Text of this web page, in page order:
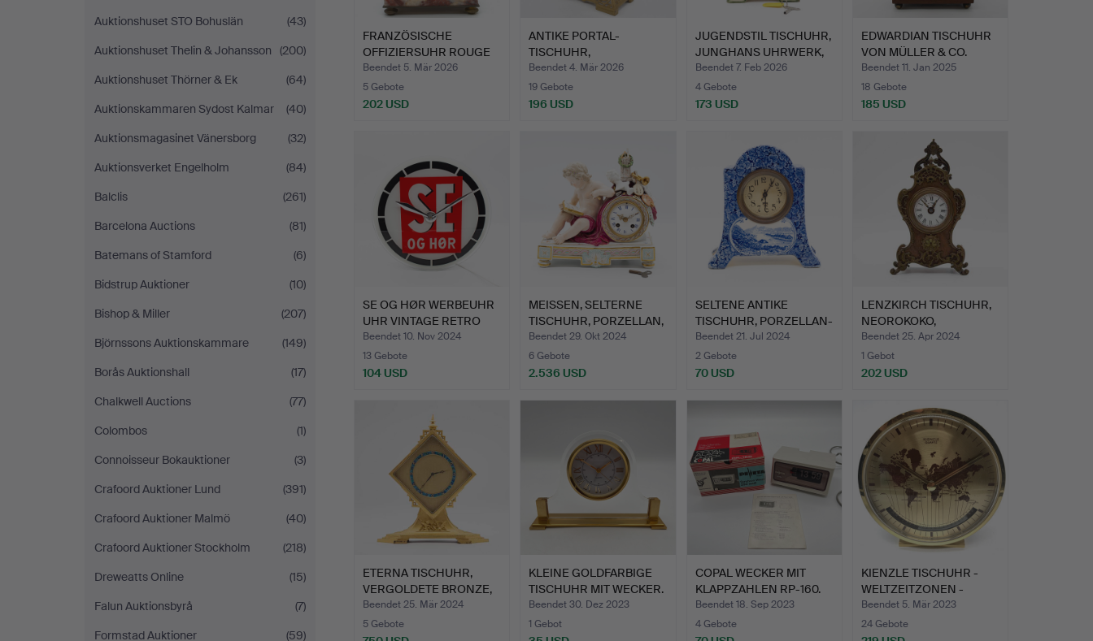
Auktionshuset STO Bohuslän
(43)
Auktionshuset Thelin & Johansson
(200)
Auktionshuset Thörner & Ek
(64)
Auktionskammaren Sydost Kalmar
(40)
Auktionsmagasinet Vänersborg
(32)
Auktionsverket Engelholm
(84)
Balclis
(261)
Barcelona Auctions
(81)
Batemans of Stamford
(6)
Bidstrup Auktioner
(10)
Bishop & Miller
(207)
Björnssons Auktionskammare
(149)
Borås Auktionshall
(17)
Chalkwell Auctions
(77)
Colombos
(1)
Connoisseur Bokauktioner
(3)
Crafoord Auktioner Lund
(391)
Crafoord Auktioner Malmö
(40)
Crafoord Auktioner Stockholm
(218)
Dreweatts Online
(15)
Falun Auktionsbyrå
(7)
Formstad Auktioner
(59)
FRANZÖSISCHE
OFFIZIERSUHR ROUGE
DE LANGEDO…
Beendet 5. Mär 2026
5 Gebote
202 USD
ANTIKE PORTAL-
TISCHUHR,
BRONZEGHÄUSE
(MESS…
Beendet 4. Mär 2026
19 Gebote
196 USD
JUGENDSTIL TISCHUHR,
JUNGHANS UHRWERK,
KER…
Beendet 7. Feb 2026
4 Gebote
173 USD
EDWARDIAN TISCHUHR
VON MÜLLER & CO.
UHRENF…
Beendet 11. Jan 2025
18 Gebote
185 USD
SE OG HØR WERBEUHR
UHR VINTAGE RETRO
DÄNEM…
Beendet 10. Nov 2024
13 Gebote
104 USD
MEISSEN, SELTERNE
TISCHUHR, PORZELLAN,
HAN…
Beendet 29. Okt 2024
6 Gebote
2.536 USD
SELTENE ANTIKE
TISCHUHR, PORZELLAN-
UND ST…
Beendet 21. Jul 2024
2 Gebote
70 USD
LENZKIRCH TISCHUHR,
NEOROKOKO,
NUSSBAUM, T…
Beendet 25. Apr 2024
1 Gebot
202 USD
ETERNA TISCHUHR,
VERGOLDETE BRONZE,
EMAILL…
Beendet 25. Mär 2024
5 Gebote
KLEINE GOLDFARBIGE
TISCHUHR MIT WECKER.
Beendet 30. Dez 2023
1 Gebot
COPAL WECKER MIT
KLAPPZAHLEN RP-160.
Beendet 18. Sep 2023
4 Gebote
KIENZLE TISCHUHR -
WELTZEITZONEN -
MESSING…
Beendet 5. Mär 2023
24 Gebote